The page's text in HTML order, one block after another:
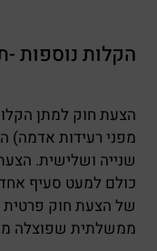
הקלות נוספות -
הצעת חוק למתן
מפני רעידות אדמה)
שנייה ושלישית.
כולם למעט סעיף
של הצעת חוק
ממשלתית שפוצלה